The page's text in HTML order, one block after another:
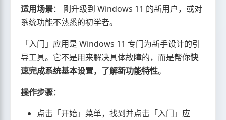
适用场景： 刚升级到 Windows 11 的新用户，或对
系统功能不熟悉的初学者。
「入门」应用是 Windows 11 专门为新手设计的引
导工具。它不是用来解决具体故障的，而是帮你快
速完成系统基本设置，了解新功能特性。
操作步骤：
点击「开始」菜单，找到并点击「入门」应